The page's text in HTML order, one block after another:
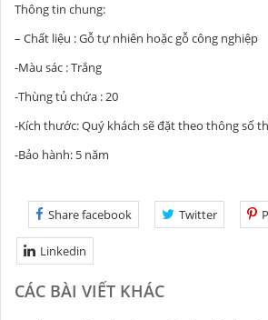
Thông tin chung:
– Chất liệu : Gỗ tự nhiên hoặc gỗ công nghiệp
-Màu sác : Trắng
-Thùng tủ chứa : 20
-Kích thước: Quý khách sẽ đặt theo thông số
-Bảo hành: 5 năm
Share facebook Twitter
Linkedin
CÁC BÀI VIẾT KHÁC